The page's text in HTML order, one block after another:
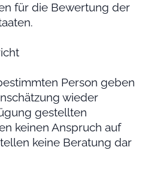
für die Bewertung der
Person geben
wieder
gestellten
keinen Anspruch auf
keine Beratung dar